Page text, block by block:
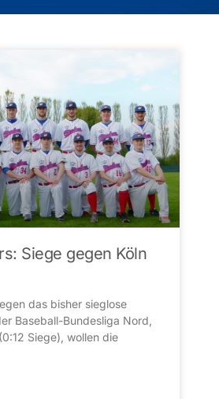
Siege gegen Köln
das bisher sieglose
Baseball-Bundesliga Nord,
Siege), wollen die